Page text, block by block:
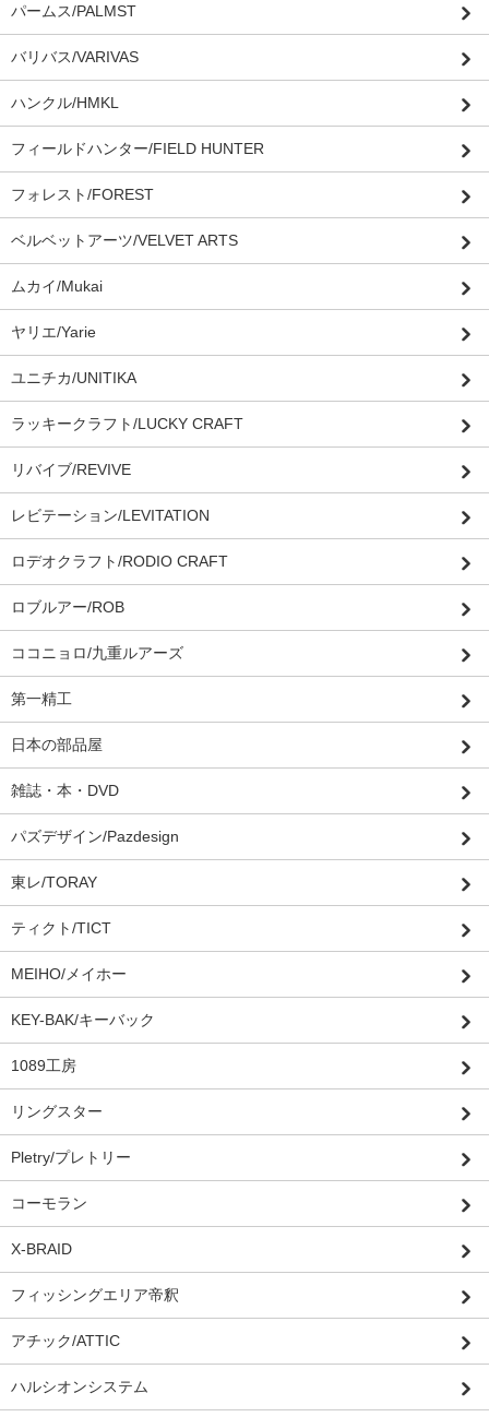
パームス/PALMST
バリバス/VARIVAS
ハンクル/HMKL
フィールドハンター/FIELD HUNTER
フォレスト/FOREST
ベルベットアーツ/VELVET ARTS
ムカイ/Mukai
ヤリエ/Yarie
ユニチカ/UNITIKA
ラッキークラフト/LUCKY CRAFT
リバイブ/REVIVE
レビテーション/LEVITATION
ロデオクラフト/RODIO CRAFT
ロブルアー/ROB
ココニョロ/九重ルアーズ
第一精工
日本の部品屋
雑誌・本・DVD
パズデザイン/Pazdesign
東レ/TORAY
ティクト/TICT
MEIHO/メイホー
KEY-BAK/キーバック
1089工房
リングスター
Pletry/プレトリー
コーモラン
X-BRAID
フィッシングエリア帝釈
アチック/ATTIC
ハルシオンシステム